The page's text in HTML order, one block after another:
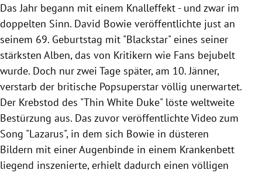
Das Jahr begann mit einem Knalleffekt - und zwar im
doppelten Sinn. David Bowie veröffentlichte just an
seinem 69. Geburtstag mit "Blackstar" eines seiner
stärksten Alben, das von Kritikern wie Fans bejubelt
wurde. Doch nur zwei Tage später, am 10. Jänner,
verstarb der britische Popsuperstar völlig unerwartet.
Der Krebstod des "Thin White Duke" löste weltweite
Bestürzung aus. Das zuvor veröffentlichte Video zum
Song "Lazarus", in dem sich Bowie in düsteren
Bildern mit einer Augenbinde in einem Krankenbett
liegend inszenierte, erhielt dadurch einen völligen